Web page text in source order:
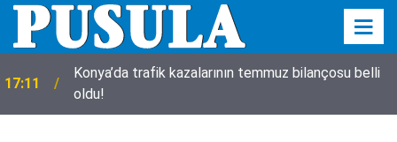
17:11
Konya’da trafik kazalarının temmuz bilançosu belli
oldu!